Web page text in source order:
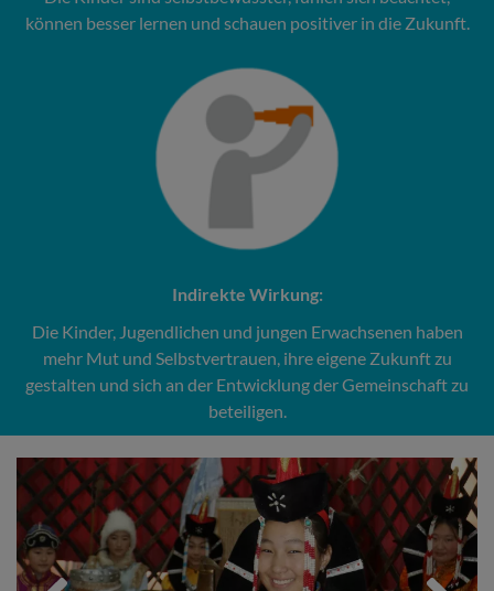
können besser lernen und schauen positiver in die Zukunft.
Indirekte Wirkung:
Die Kinder, Jugendlichen und jungen Erwachsenen haben
mehr Mut und Selbstvertrauen, ihre eigene Zukunft zu
gestalten und sich an der Entwicklung der Gemeinschaft zu
beteiligen.